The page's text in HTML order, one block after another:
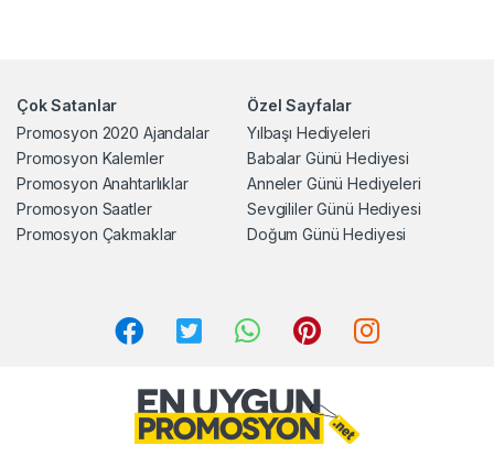
Çok Satanlar
Promosyon 2020 Ajandalar
Promosyon Kalemler
Promosyon Anahtarlıklar
Promosyon Saatler
Promosyon Çakmaklar
Özel Sayfalar
Yılbaşı Hediyeleri
Babalar Günü Hediyesi
Anneler Günü Hediyeleri
Sevgililer Günü Hediyesi
Doğum Günü Hediyesi